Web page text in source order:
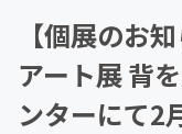
【個展のお
アート展 背
ンターにて2